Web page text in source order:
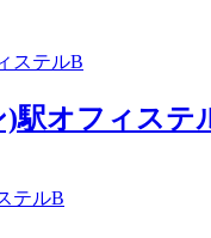
駅オフィステ